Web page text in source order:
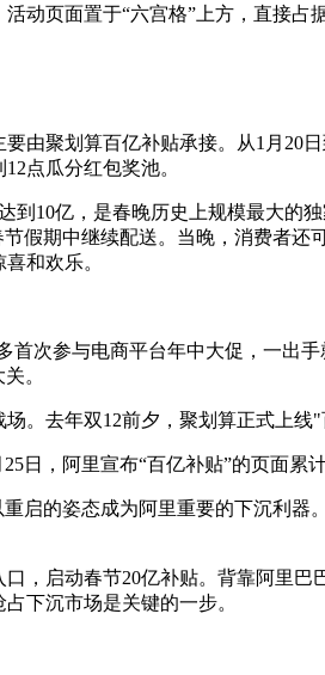
动页面置于“六宫格”上方，直接占
聚划算百亿补贴承接。从1月20
点瓜分红包奖池。
10亿，是春晚历史上规模最大的
假期中继续配送。当晚，消费者还
和欢乐。
参与电商平台年中大促，一出
。
去年双12前夕，聚划算正式上线"
，阿里宣布“百亿补贴”的页面累
的姿态成为阿里重要的下沉利器
启动春节20亿补贴。背靠阿里巴
下沉市场是关键的一步。